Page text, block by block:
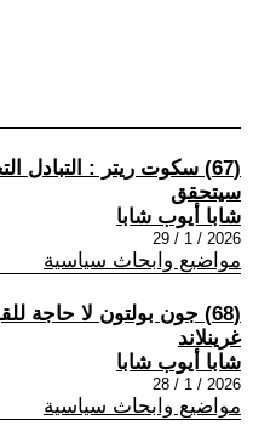
(67) سكوت ريتر : التبادل
سيتحقق
شابا أيوب شابا
2026 / 1 / 29
مواضيع وابحاث سياسية
(68) جون بولتون لا حاجة
غرينلاند
شابا أيوب شابا
2026 / 1 / 28
مواضيع وابحاث سياسية